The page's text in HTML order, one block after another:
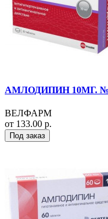
АМЛОДИПИН 10МГ.
ВЕЛФАРМ
от 133.00 р.
Под заказ